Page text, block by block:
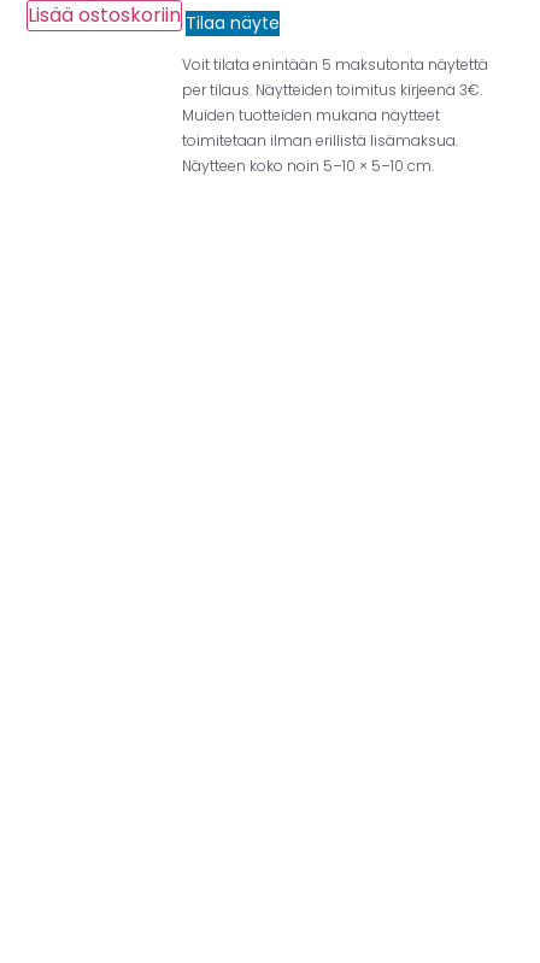
Lisää ostoskoriin Tilaa näyte
Voit tilata enintään 5 maksutonta näytettä
per tilaus. Näytteiden toimitus kirjeenä 3€.
Muiden tuotteiden mukana näytteet
toimitetaan ilman erillistä lisämaksua.
Näytteen koko noin 5–10 × 5–10 cm.